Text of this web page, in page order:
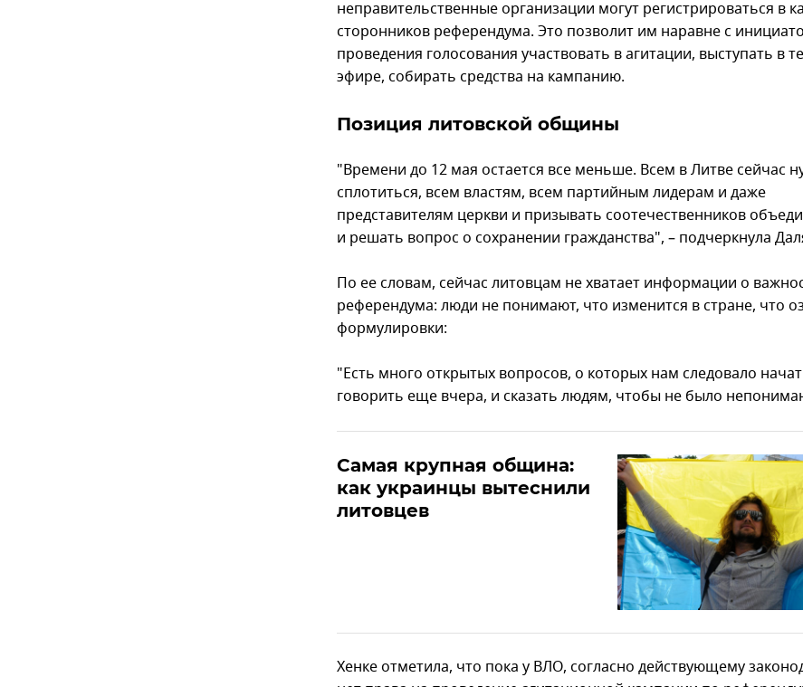
неправительственные организации могут регистрироваться в
сторонников референдума. Это позволит им наравне с
проведения голосования участвовать в агитации, выступать в
эфире, собирать средства на кампанию.
Позиция литовской общины
"Времени до 12 мая остается все меньше. Всем в Литве сейчас
сплотиться, всем властям, всем партийным лидерам и даже
представителям церкви и призывать соотечественников
и решать вопрос о сохранении гражданства", – подчеркнула
По ее словам, сейчас литовцам не хватает информации о
референдума: люди не понимают, что изменится в стране, что
формулировки:
"Есть много открытых вопросов, о которых нам следовало
говорить еще вчера, и сказать людям, чтобы не было
Самая крупная община:
как украинцы вытеснили
литовцев
Хенке отметила, что пока у ВЛО, согласно действующему